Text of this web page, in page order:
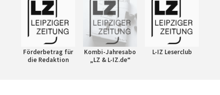
Förderbetrag für
die Redaktion
Kombi-Jahresabo
„LZ & L-IZ.de“
L-IZ Leserclub